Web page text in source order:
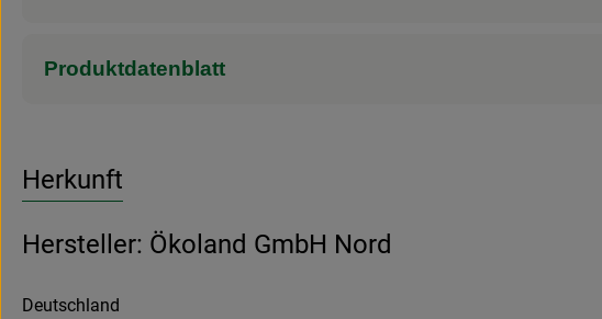
Produktdatenblatt
Herkunft
Hersteller: Ökoland GmbH Nord
Deutschland